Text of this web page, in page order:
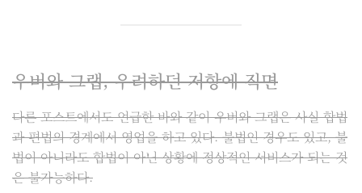
우버와 그랩, 우려하던 저항에 직면
다른 포스트에서도 언급한 바와 같이 우버와 그랩은 사실 합법
과 편법의 경계에서 영업을 하고 있다. 불법인 경우도 있고, 불
법이 아니라도 합법이 아닌 상황에 정상적인 서비스가 되는 것
은 불가능하다.